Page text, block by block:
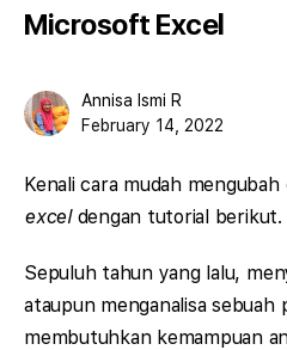
Microsoft Excel
Annisa Ismi R
February 14, 2022
Kenali cara mudah
exceldengan tutorial berikut.
Sepuluh tahun yang lalu,
ataupun menganalisa sebuah
membutuhkan kemampuan